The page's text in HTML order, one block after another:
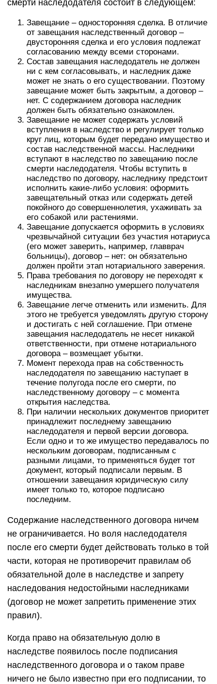
смерти наследодателя состоит в следующем:
Завещание – односторонняя сделка. В отличие
от завещания наследственный договор –
двусторонняя сделка и его условия подлежат
согласованию между всеми сторонами.
Состав завещания наследодатель не должен
ни с кем согласовывать, и наследник даже
может не знать о его существовании. Поэтому
завещание может быть закрытым, а договор –
нет. С содержанием договора наследник
должен быть обязательно ознакомлен.
Завещание не может содержать условий
вступления в наследство и регулирует только
круг лиц, которым будет передано имущество и
состав наследственной массы. Наследники
вступают в наследство по завещанию после
смерти наследодателя. Чтобы вступить в
наследство по договору, наследнику предстоит
исполнить какие-либо условия: оформить
завещательный отказ или содержать детей
покойного до совершеннолетия, ухаживать за
его собакой или растениями.
Завещание допускается оформить в условиях
чрезвычайной ситуации без участия нотариуса
(его может заверить, например, главврач
больницы), договор – нет: он обязательно
должен пройти этап нотариального заверения.
Права требования по договору не переходят к
наследникам внезапно умершего получателя
имущества.
Завещание легче отменить или изменить. Для
этого не требуется уведомлять другую сторону
и достигать с ней соглашение. При отмене
завещания наследодатель не несет никакой
ответственности, при отмене нотариального
договора – возмещает убытки.
Момент перехода прав на собственность
наследодателя по завещанию наступает в
течение полугода после его смерти, по
наследственному договору – с момента
открытия наследства.
При наличии нескольких документов приоритет
принадлежит последнему завещанию
наследодателя и первой версии договора.
Если одно и то же имущество передавалось по
нескольким договорам, подписанным с
разными лицами, то применяться будет тот
документ, который подписали первым. В
отношении завещания юридическую силу
имеет только то, которое подписано
последним.
Содержание наследственного договора ничем
не ограничивается. Но воля наследодателя
после его смерти будет действовать только в той
части, которая не противоречит правилам об
обязательной доле в наследстве и запрету
наследования недостойными наследниками
(договор не может запретить применение этих
правил).
Когда право на обязательную долю в
наследстве появилось после подписания
наследственного договора и о таком праве
ничего не было известно при его подписании, то